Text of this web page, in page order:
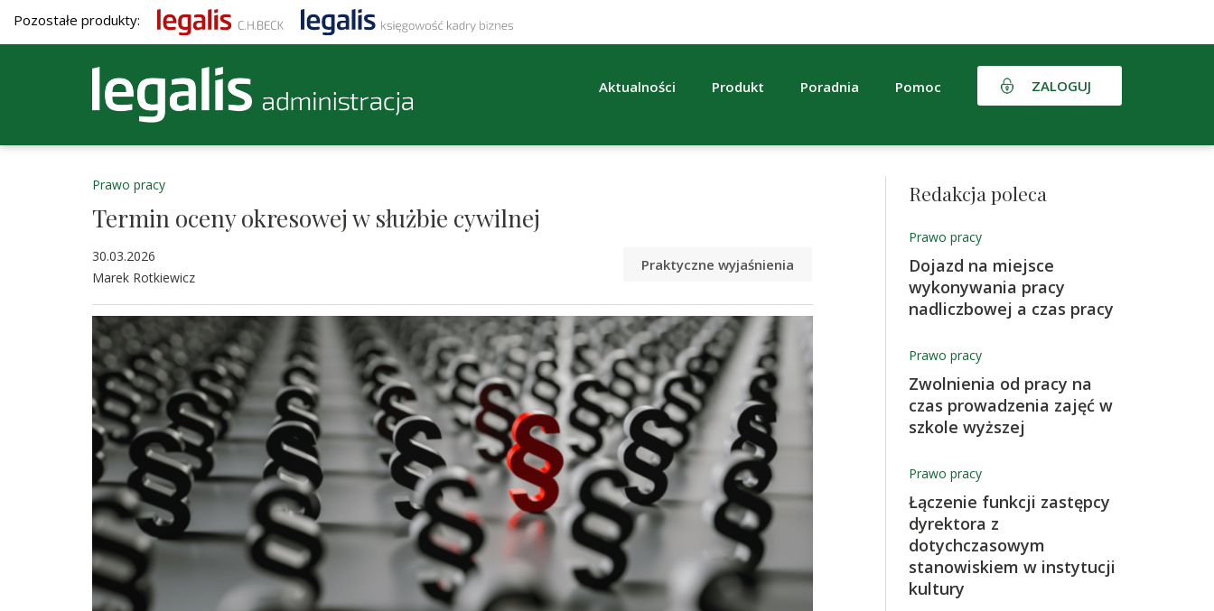
Pozostałe produkty:
Aktualności Produkt Poradnia Pomoc ZALOGUJ
Prawo pracy
Termin oceny okresowej w służbie cywilnej
30.03.2026
Marek Rotkiewicz
Praktyczne wyjaśnienia
Redakcja poleca
Prawo pracy
Dojazd na miejsce
wykonywania pracy
nadliczbowej a czas pracy
Prawo pracy
Zwolnienia od pracy na
czas prowadzenia zajęć w
szkole wyższej
Prawo pracy
Łączenie funkcji zastępcy
dyrektora z
dotychczasowym
stanowiskiem w instytucji
kultury